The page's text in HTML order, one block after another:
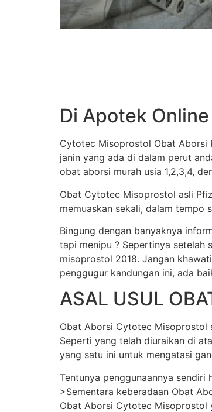
Di Apotek
Cytotec Misoprostol Obat Aborsi
janin yang ada di dalam perut
obat aborsi murah usia 1,2,3,4,
Obat Cytotec Misoprostol asli
memuaskan sekali, dalam tempo
Bingung dengan banyaknya
tapi menipu ? Sepertinya setelah
misoprostol 2018. Jangan
penggugur kandungan ini, ada
ASAL USUL
Obat Aborsi Cytotec Misoprostol
Seperti yang telah diuraikan di
yang satu ini untuk mengatasi
Tentunya penggunaannya
>Sementara keberadaan Obat
Obat Aborsi Cytotec Misoprostol